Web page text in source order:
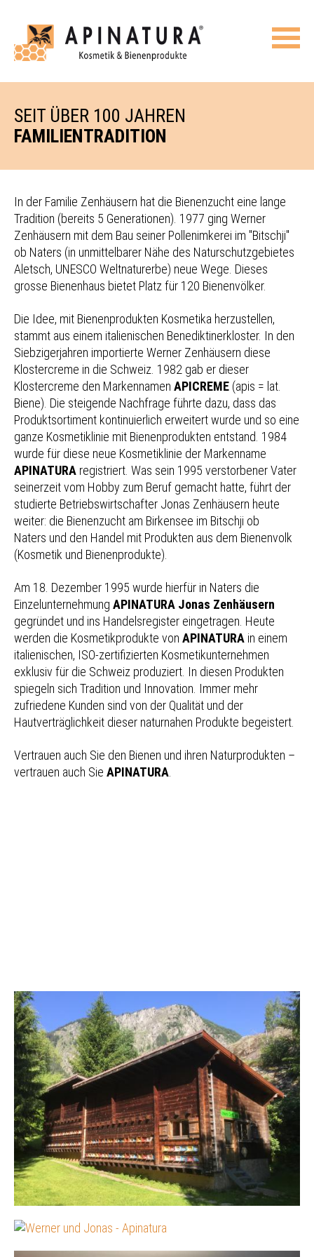
SEIT ÜBER 100 JAHREN
FAMILIENTRADITION
In der Familie Zenhäusern hat die Bienenzucht eine lange
Tradition (bereits 5 Generationen). 1977 ging Werner
Zenhäusern mit dem Bau seiner Pollenimkerei im "Bitschji"
ob Naters (in unmittelbarer Nähe des Naturschutzgebietes
Aletsch, UNESCO Weltnaturerbe) neue Wege. Dieses
grosse Bienenhaus bietet Platz für 120 Bienenvölker.
Die Idee, mit Bienenprodukten Kosmetika herzustellen,
stammt aus einem italienischen Benediktinerkloster. In den
Siebzigerjahren importierte Werner Zenhäusern diese
Klostercreme in die Schweiz. 1982 gab er dieser
Klostercreme den Markennamen APICREME (apis = lat.
Biene). Die steigende Nachfrage führte dazu, dass das
Produktsortiment kontinuierlich erweitert wurde und so eine
ganze Kosmetiklinie mit Bienenprodukten entstand. 1984
wurde für diese neue Kosmetiklinie der Markenname
APINATURA registriert. Was sein 1995 verstorbener Vater
seinerzeit vom Hobby zum Beruf gemacht hatte, führt der
studierte Betriebswirtschafter Jonas Zenhäusern heute
weiter: die Bienenzucht am Birkensee im Bitschji ob
Naters und den Handel mit Produkten aus dem Bienenvolk
(Kosmetik und Bienenprodukte).
Am 18. Dezember 1995 wurde hierfür in Naters die
Einzelunternehmung APINATURA Jonas Zenhäusern
gegründet und ins Handelsregister eingetragen. Heute
werden die Kosmetikprodukte von APINATURA in einem
italienischen, ISO-zertifizierten Kosmetikunternehmen
exklusiv für die Schweiz produziert. In diesen Produkten
spiegeln sich Tradition und Innovation. Immer mehr
zufriedene Kunden sind von der Qualität und der
Hautverträglichkeit dieser naturnahen Produkte begeistert.
Vertrauen auch Sie den Bienen und ihren Naturprodukten –
vertrauen auch Sie APINATURA